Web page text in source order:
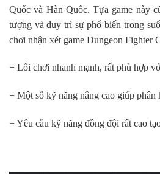
Quốc và Hàn Quốc. Tựa game này
tượng và duy trì sự phổ biến trong
chơi nhận xét game Dungeon Fighter
+ Lối chơi nhanh mạnh, rất phù hợp
+ Một sỗ kỹ năng nâng cao giúp phân
+ Yêu cầu kỹ năng đồng đội rất cao